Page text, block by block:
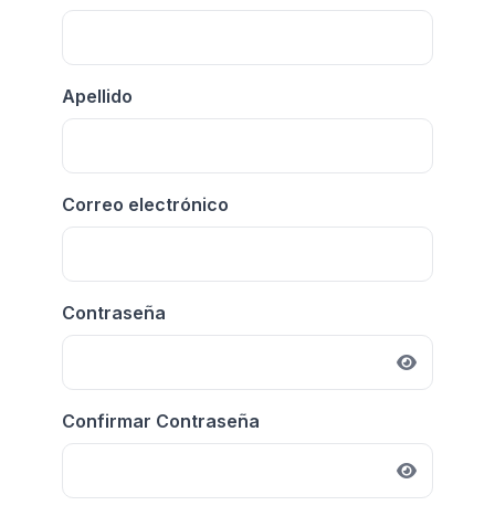
Apellido
Correo electrónico
Contraseña
Confirmar Contraseña